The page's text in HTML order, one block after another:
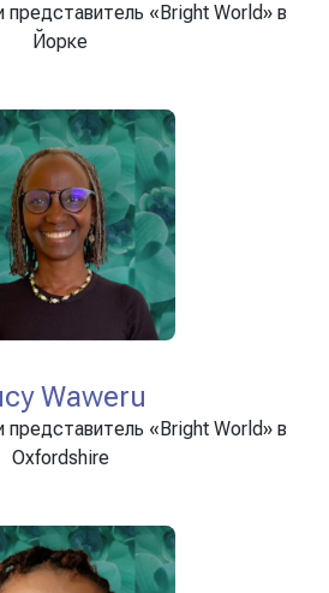
«Bright World» в
Йорке
Waweru
«Bright World» в
Oxfordshire